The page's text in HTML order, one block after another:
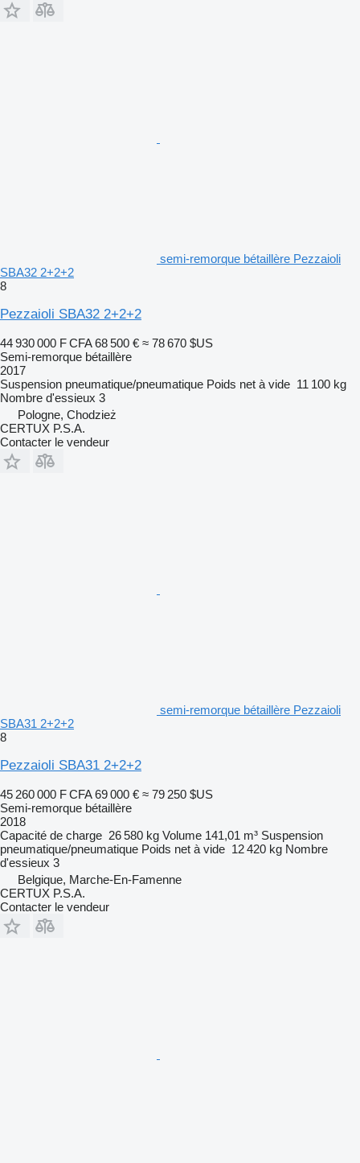
semi-remorque bétaillère Pezzaioli
SBA32 2+2+2
8
Pezzaioli SBA32 2+2+2
44 930 000 F CFA 68 500 € ≈ 78 670 $US
Semi-remorque bétaillère
2017
Suspension pneumatique/pneumatique Poids net à vide 11 100 kg
Nombre d'essieux 3
Pologne, Chodzież
CERTUX P.S.A.
Contacter le vendeur
semi-remorque bétaillère Pezzaioli
SBA31 2+2+2
8
Pezzaioli SBA31 2+2+2
45 260 000 F CFA 69 000 € ≈ 79 250 $US
Semi-remorque bétaillère
2018
Capacité de charge 26 580 kg Volume 141,01 m³ Suspension
pneumatique/pneumatique Poids net à vide 12 420 kg Nombre
d'essieux 3
Belgique, Marche-En-Famenne
CERTUX P.S.A.
Contacter le vendeur